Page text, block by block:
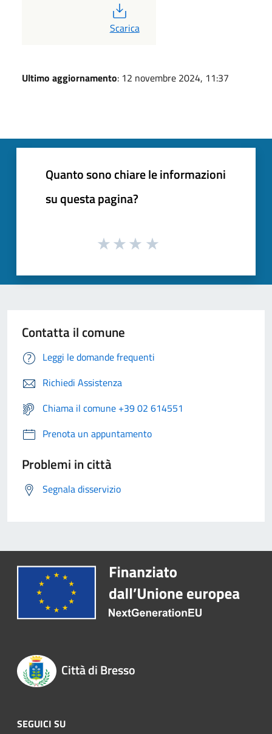
PDF
Scarica
Ultimo aggiornamento: 12 novembre 2024, 11:37
Quanto sono chiare le informazioni
su questa pagina?
Contatta il comune
Leggi le domande frequenti
Richiedi Assistenza
Chiama il comune +39 02 614551
Prenota un appuntamento
Problemi in città
Segnala disservizio
Città di Bresso
SEGUICI SU